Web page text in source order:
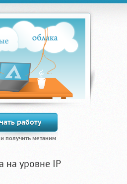
работу
на уровне IP